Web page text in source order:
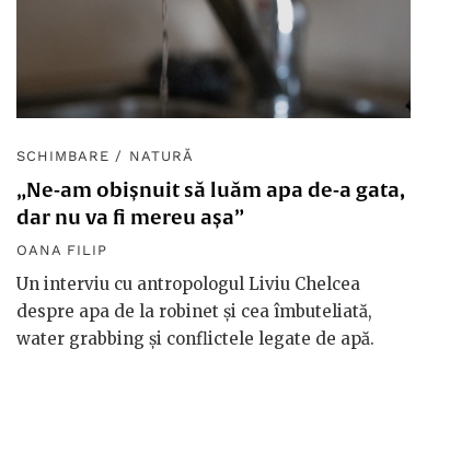
SCHIMBARE / NATURĂ
„Ne-am obișnuit să luăm apa de-a gata,
dar nu va fi mereu așa”
OANA FILIP
Un interviu cu antropologul Liviu Chelcea
despre apa de la robinet și cea îmbuteliată,
water grabbing și conflictele legate de apă.